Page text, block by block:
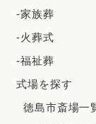
2024年2月
2023年12月
2023年11月
2023年10月
2023年9月
-家族葬
-火葬式
-福祉葬
式場を探す
徳島市斎場一